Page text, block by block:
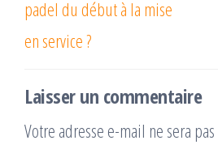
padel du début à la mise
en service ?
Laisser un commentaire
Votre adresse e-mail ne sera